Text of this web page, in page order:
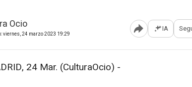
Ocio
viernes, 24 marzo 2023 19:29 Abrir IA
24 Mar. (CulturaOcio) -